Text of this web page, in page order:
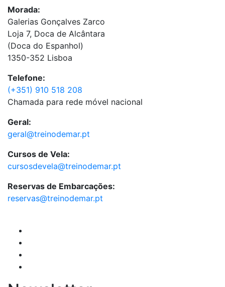
Morada:
Galerias Gonçalves Zarco
Loja 7, Doca de Alcântara
(Doca do Espanhol)
1350-352 Lisboa
Telefone:
(+351) 910 518 208
Chamada para rede móvel nacional
Geral:
geral@treinodemar.pt
Cursos de Vela:
cursosdevela@treinodemar.pt
Reservas de Embarcações:
reservas@treinodemar.pt